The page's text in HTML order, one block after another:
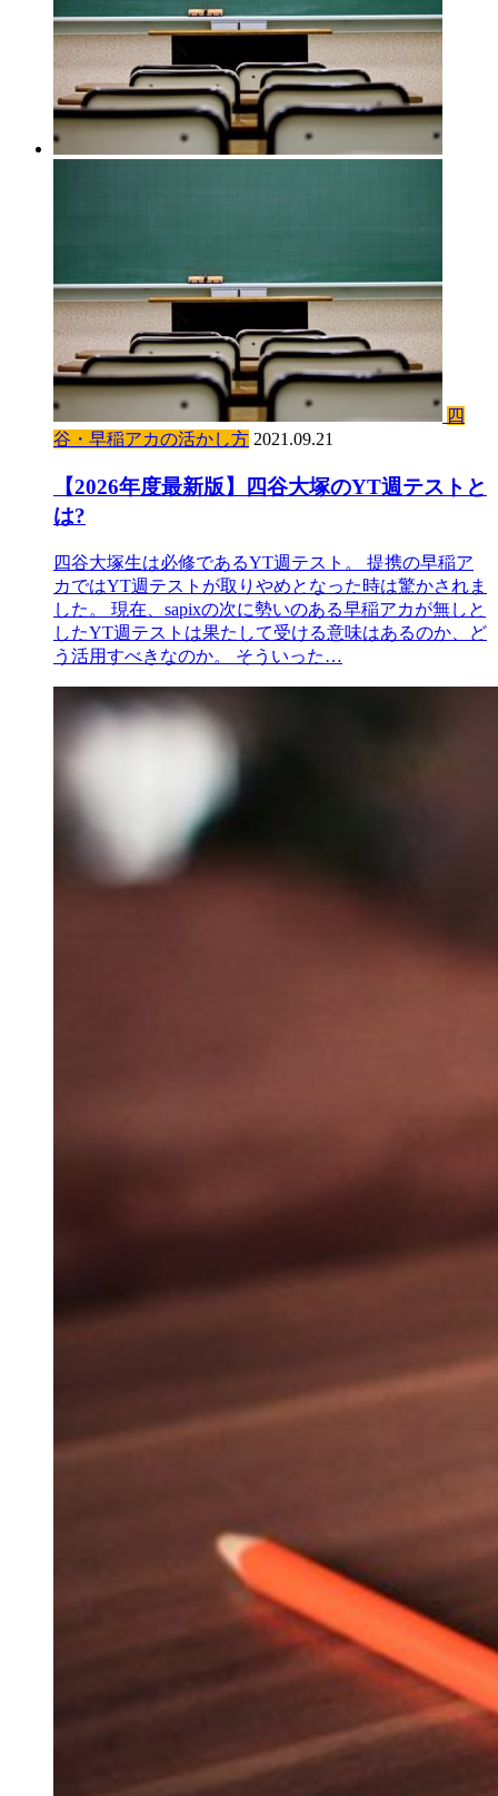
四
谷・早稲アカの活かし方 2021.09.21
【2026年度最新版】四谷大塚のYT週テストと
は?
四谷大塚生は必修であるYT週テスト。 提携の早稲ア
カではYT週テストが取りやめとなった時は驚かされま
した。 現在、sapixの次に勢いのある早稲アカが無しと
したYT週テストは果たして受ける意味はあるのか、ど
う活用すべきなのか。 そういった…